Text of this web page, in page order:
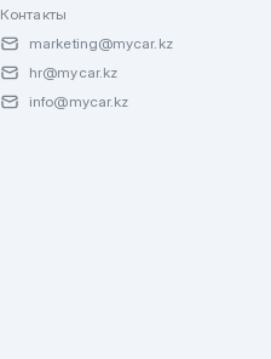
Контакты
marketing@mycar.kz
hr@mycar.kz
info@mycar.kz